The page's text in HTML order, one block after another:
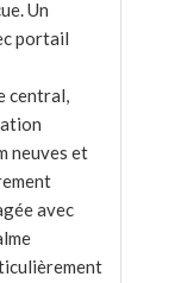
Un
portail
central,
neuves et
avec